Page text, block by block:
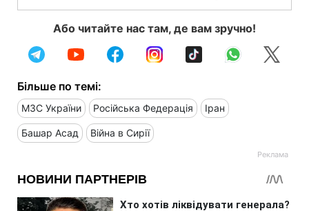
Або читайте нас там, де вам зручно!
Більше по темі:
МЗС України Російська Федерація Іран
Башар Асад Війна в Сирії